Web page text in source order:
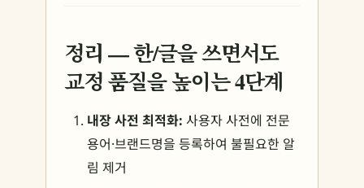
정리 — 한/글을 쓰면서도
교정 품질을 높이는 4단계
내장 사전 최적화: 사용자 사전에 전문
용어·브랜드명을 등록하여 불필요한 알
림 제거